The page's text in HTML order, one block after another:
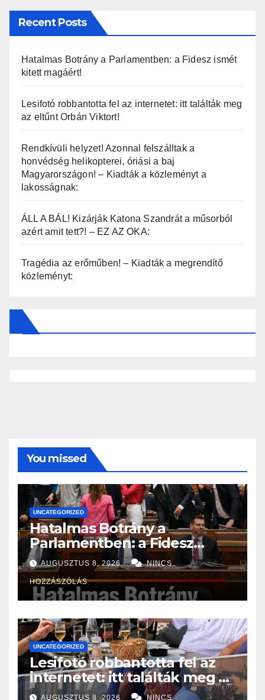
Recent Posts
Hatalmas Botrány a Parlamentben: a Fidesz ismét
kitett magáért!
Lesifotó robbantotta fel az internetet: itt találták meg
az eltűnt Orbán Viktort!
Rendkívüli helyzet! Azonnal felszálltak a
honvédség helikopterei, óriási a baj
Magyarországon! – Kiadták a közleményt a
lakosságnak:
ÁLL A BÁL! Kizárják Katona Szandrát a műsorból
azért amit tett?! – EZ AZ OKA:
Tragédia az erőműben! – Kiadták a megrendítő
közleményt:
You missed
UNCATEGORIZED
Hatalmas Botrány a
Parlamentben: a Fidesz
ismét kitett magáért!
AUGUSZTUS 8, 2026 NINCS
HOZZÁSZÓLÁS
UNCATEGORIZED
Lesifotó robbantotta fel az
internetet: itt találták meg az
eltűnt Orbán Viktort!
AUGUSZTUS 8, 2026 NINCS